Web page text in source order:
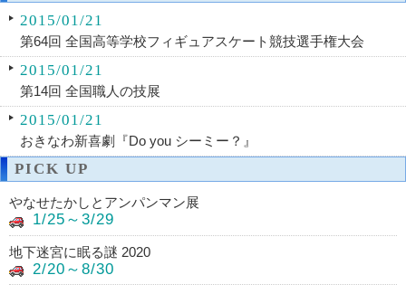
2015/01/21
第64回 全国高等学校フィギュアスケート競技選手権大会
2015/01/21
第14回 全国職人の技展
2015/01/21
おきなわ新喜劇『Do you シーミー？』
PICK UP
やなせたかしとアンパンマン展
1/25～3/29
地下迷宮に眠る謎 2020
2/20～8/30